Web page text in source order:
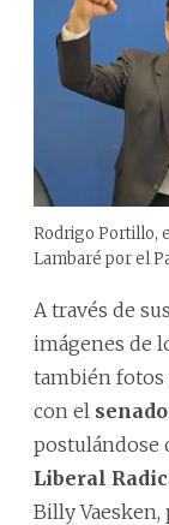
Rodrigo Portillo,
Lambaré por el
A través de
imágenes de
también fotos
con el
postulándose
Liberal
Billy